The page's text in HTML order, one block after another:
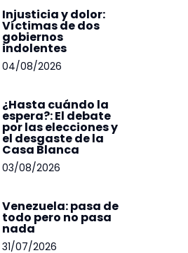
Injusticia y dolor:
Víctimas de dos
gobiernos
indolentes
04/08/2026
¿Hasta cuándo la
espera?: El debate
por las elecciones y
el desgaste de la
Casa Blanca
03/08/2026
Venezuela: pasa de
todo pero no pasa
nada
31/07/2026